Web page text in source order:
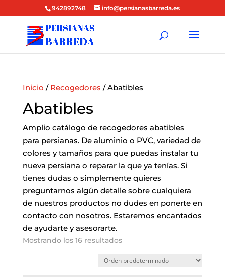
942892748 info@persianasbarreda.es
Inicio / Recogedores / Abatibles
Abatibles
Amplio catálogo de recogedores abatibles
para persianas. De aluminio o PVC, variedad de
colores y tamaños para que puedas instalar tu
nueva persiana o reparar la que ya tenías. Si
tienes dudas o simplemente quieres
preguntarnos algún detalle sobre cualquiera
de nuestros productos no dudes en ponerte en
contacto con nosotros. Estaremos encantados
de ayudarte y asesorarte.
Mostrando los 16 resultados